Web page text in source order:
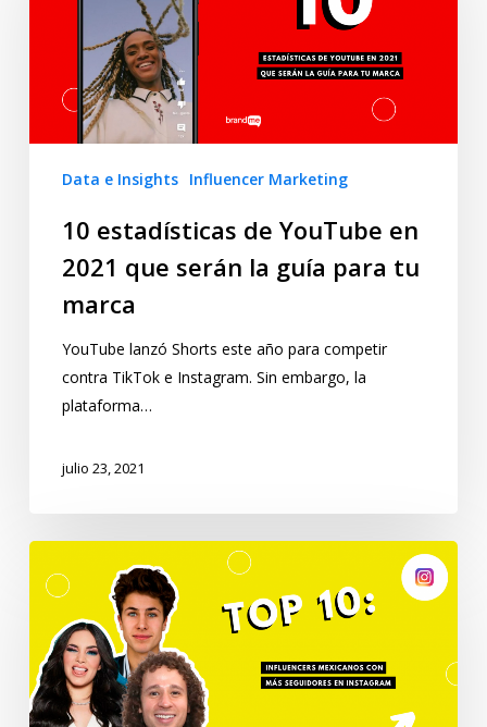
Data e Insights Influencer Marketing
10 estadísticas de YouTube en
2021 que serán la guía para tu
marca
YouTube lanzó Shorts este año para competir
contra TikTok e Instagram. Sin embargo, la
plataforma…
julio 23, 2021